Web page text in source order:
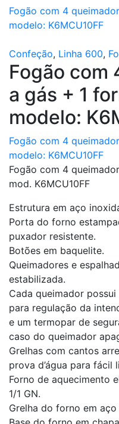
Fogão com 4
modelo: K6MCU10FF
Confeção, Linha 600,
Fogão com
a gás + 1
modelo:
Fogão com 4
modelo: K6MCU10FF
Fogão com 4
mod. K6MCU10FF
Estrutura em aço
Porta do forno
puxador resistente.
Botões em baquelite.
Queimadores e
estabilizada.
Cada queimador
para regulação da
e um termopar de
caso do queimador
Grelhas com cantos
prova d’água para fácil
Forno de aquecimento
1/1 GN.
Grelha do forno em